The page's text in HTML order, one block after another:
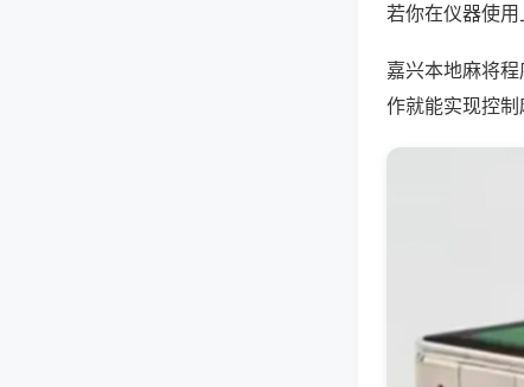
若你在仪器使
嘉兴本地麻将
作就能实现控制